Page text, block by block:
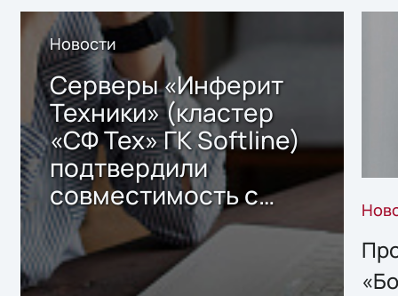
Новости
Серверы «Инферит
Техники» (кластер
«СФ Тех» ГК Softline)
подтвердили
совместимость с
решением Sharx
Storage 2.x для
хранения данных